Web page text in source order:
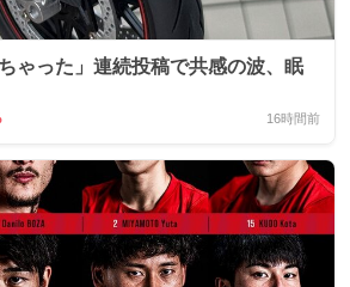
ゃった」連続投稿で共感の波、眠
16時間前